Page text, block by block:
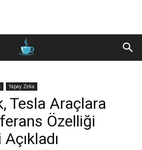
Yapay Zeka
Tesla Araçlara
Özelliği